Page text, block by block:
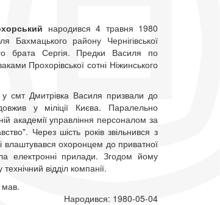
народився 4 травня 1980
Бахмацького району Чернігівської
брата Сергія. Предки Василя по
Прохорівської сотні Ніжинського
у смт Дмитрівка Василя призвали до
у міліції Києва. Паралельно
академії управління персоналом за
Через шість років звільнився з
влаштувався охоронцем до приватної
електронні прилади. Згодом йому
відділ компанії.
мав.
Народився: 1980-05-04